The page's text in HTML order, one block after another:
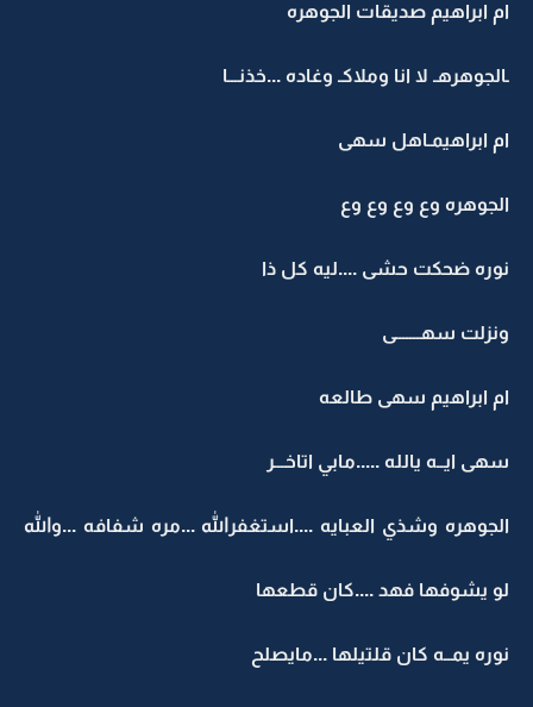
ام ابراهيم صديقات الجوهره
ـالجوهرهـ لا انا وملاكـ وغاده ...خذنـــا
ام ابراهيمـاهل سهى
الجوهره وع وع وع وع
نوره ضحكت حشى ....ليه كل ذا
ونزلت سهـــــــى
ام ابراهيم سهى طالعه
سهى ايــه يالله .....مابي اتاخـــر
الجوهره وشذي العبايه ....استغفرالله ...مره شفافه ...والله
لو يشوفها فهد ....كان قطعها
نوره يمــه كان قلتيلها ...مايصلح